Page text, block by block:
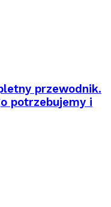
przewodnik.
potrzebujemy i